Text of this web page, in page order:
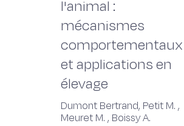
l'animal :
mécanismes
comportementaux
et applications en
élevage
Dumont Bertrand, Petit M. ,
Meuret M. , Boissy A.